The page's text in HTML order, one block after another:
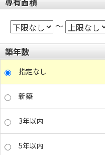
～
築年数
指定なし
新築
3年以内
5年以内